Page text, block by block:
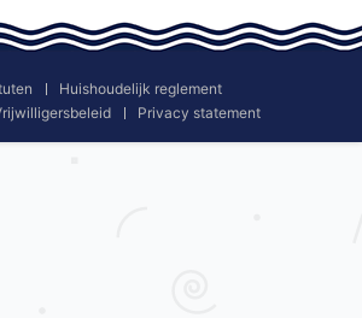
Huishoudelijk reglement
Privacy statement